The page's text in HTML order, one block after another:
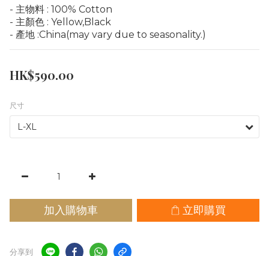
- 主物料 : 100% Cotton
- 主顏色 : Yellow,Black
- 產地 :China(may vary due to seasonality.)
HK$590.00
尺寸
加入購物車 立即購買
分享到